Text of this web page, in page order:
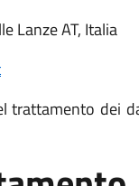
Lanze AT, Italia
trattamento